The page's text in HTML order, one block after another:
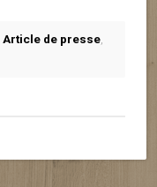
Article de presse